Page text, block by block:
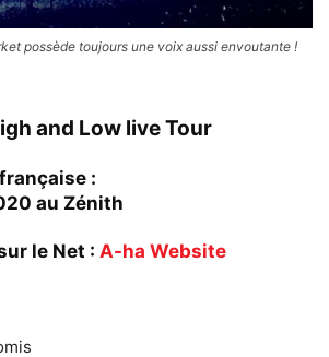
possède toujours une voix aussi envoutante !
and Low live Tour
:
au Zénith
le Net : A-ha Website